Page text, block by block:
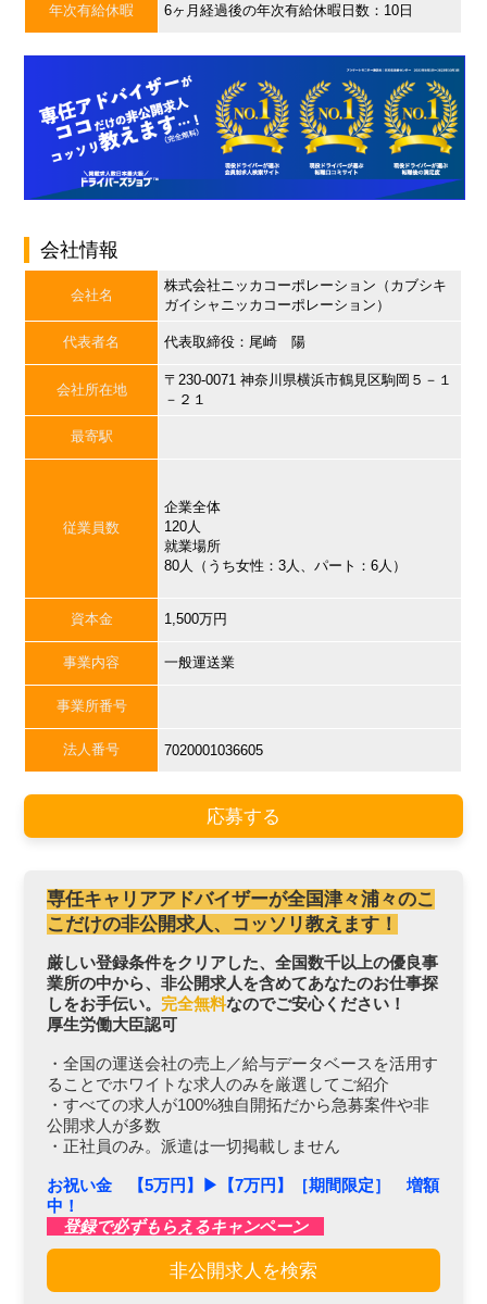
年次有給休暇 6ヶ月経過後の年次有給休暇日数：10日
会社情報
会社名
株式会社ニッカコーポレーション（カブシキ
ガイシャニッカコーポレーション）
代表者名 代表取締役：尾崎 陽
会社所在地
〒230-0071 神奈川県横浜市鶴見区駒岡５－１
－２１
最寄駅
従業員数
企業全体
120人
就業場所
80人（うち女性：3人、パート：6人）
資本金 1,500万円
事業内容 一般運送業
事業所番号
法人番号 7020001036605
応募する
専任キャリアアドバイザーが全国津々浦々のこ
こだけの非公開求人、コッソリ教えます！
厳しい登録条件をクリアした、全国数千以上の優良事
業所の中から、非公開求人を含めてあなたのお仕事探
しをお手伝い。 完全無料なのでご安心ください！
厚生労働大臣認可
・全国の運送会社の売上／給与データベースを活用す
ることでホワイトな求人のみを厳選してご紹介
・すべての求人が100%独自開拓だから急募案件や非
公開求人が多数
・正社員のみ。派遣は一切掲載しません
お祝い金 【5万円】▶︎【7万円】［期間限定］ 増額
中！
登録で必ずもらえるキャンペーン
非公開求人を検索